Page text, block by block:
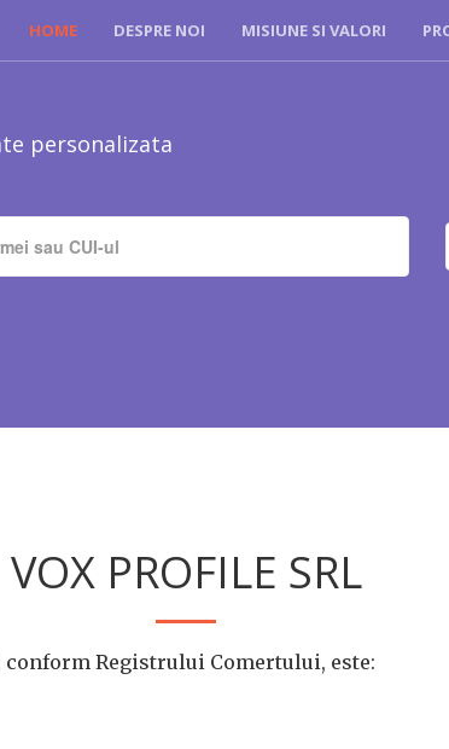
HOME DESPRE NOI MISIUNE SI VALORI
personalizata
VOX PROFILE SRL
conform Registrului Comertului, este: